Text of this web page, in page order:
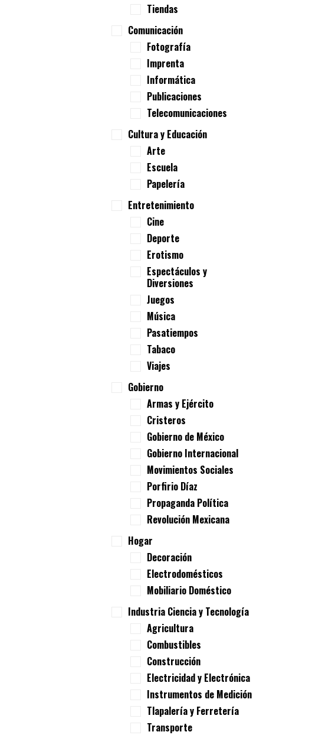
Tiendas
Comunicación
Fotografía
Imprenta
Informática
Publicaciones
Telecomunicaciones
Cultura y Educación
Arte
Escuela
Papelería
Entretenimiento
Cine
Deporte
Erotismo
Espectáculos y
Diversiones
Juegos
Música
Pasatiempos
Tabaco
Viajes
Gobierno
Armas y Ejército
Cristeros
Gobierno de México
Gobierno Internacional
Movimientos Sociales
Porfirio Díaz
Propaganda Política
Revolución Mexicana
Hogar
Decoración
Electrodomésticos
Mobiliario Doméstico
Industria Ciencia y Tecnología
Agricultura
Combustibles
Construcción
Electricidad y Electrónica
Instrumentos de Medición
Tlapalería y Ferretería
Transporte